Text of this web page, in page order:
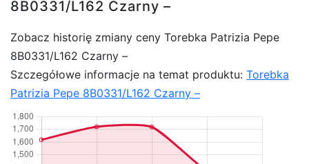
8B0331/L162 Czarny –
Zobacz historię zmiany ceny Torebka Patrizia Pepe
8B0331/L162 Czarny –
Szczegółowe informacje na temat produktu: Torebka
Patrizia Pepe 8B0331/L162 Czarny –